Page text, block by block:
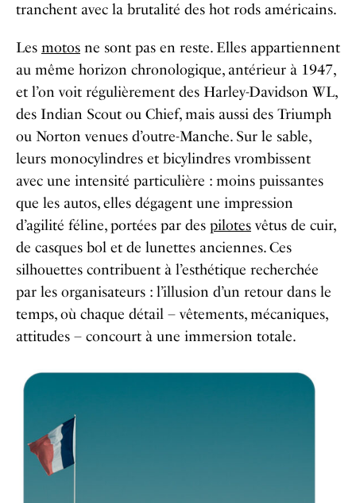
tranchent avec la brutalité des hot rods américains.
Les motos ne sont pas en reste. Elles appartiennent
au même horizon chronologique, antérieur à 1947,
et l’on voit régulièrement des Harley-Davidson WL,
des Indian Scout ou Chief, mais aussi des Triumph
ou Norton venues d’outre-Manche. Sur le sable,
leurs monocylindres et bicylindres vrombissent
avec une intensité particulière : moins puissantes
que les autos, elles dégagent une impression
d’agilité féline, portées par des pilotesvêtus de cuir,
de casques bol et de lunettes anciennes. Ces
silhouettes contribuent à l’esthétique recherchée
par les organisateurs : l’illusion d’un retour dans le
temps, où chaque détail – vêtements, mécaniques,
attitudes – concourt à une immersion totale.